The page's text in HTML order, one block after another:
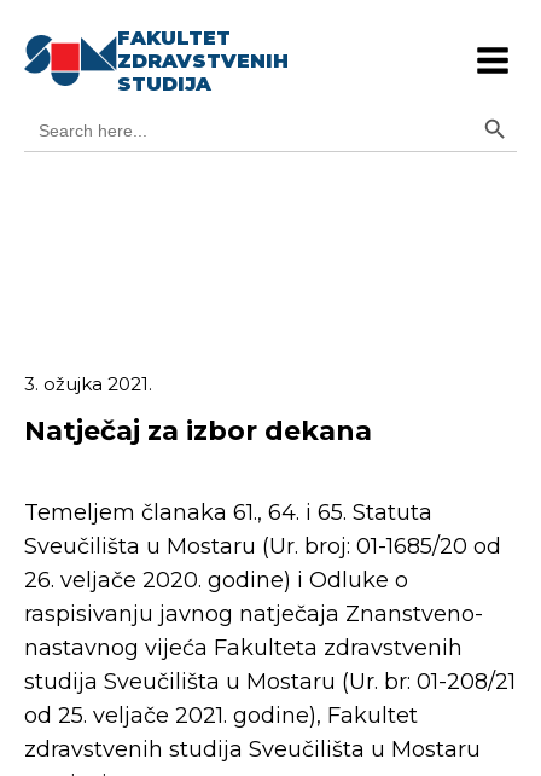
FAKULTET
ZDRAVSTVENIH
STUDIJA
for:
3. ožujka 2021.
Natječaj za izbor dekana
Temeljem članaka 61., 64. i 65. Statuta
Sveučilišta u Mostaru (Ur. broj: 01-1685/20 od
26. veljače 2020. godine) i Odluke o
raspisivanju javnog natječaja Znanstveno-
nastavnog vijeća Fakulteta zdravstvenih
studija Sveučilišta u Mostaru (Ur. br: 01-208/21
od 25. veljače 2021. godine), Fakultet
zdravstvenih studija Sveučilišta u Mostaru